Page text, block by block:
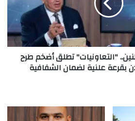
"التعاونيات" تطلق أضخم طرح